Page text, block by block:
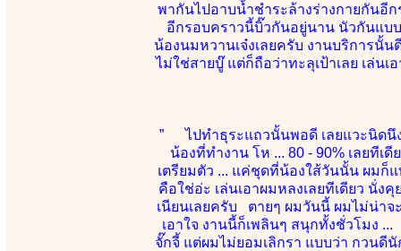
พากันไปอาบน้ำชำระล้างร่างกายกันอี
อีกรอบคราวนี้บิ๊วกันอยู่นาน นัวกันแบ
น้องนมหวานเจ๋งเลยครับ งานบริการนั้น
ไม่ใช่สายบู๊ แต่ก็ถือว่าทะลุเป้าเลย เล่นเ
” ไปทำธุระแถวนั้นพอดี เลยแวะนิดนึ
น้องที่ทำงาน โห ... 80 - 90% เลยที
เตรียมตัว ... แค่ชุดที่น้องใส้วันนั้น ผมก็
คือใช่อ่ะ เล่นเอาผมหลงเลยทีเดียว นั่
เนียนเลยครับ ตายๆ ผมวันนี้ ผมไม่น่าจ
เอาใจ งานนี้ก็เพลินๆ สนุกทั้งชั่วโมง
จั๊กจี้ แต่ผมไม่ยอมเลิกรา แบบว่า กวนดี